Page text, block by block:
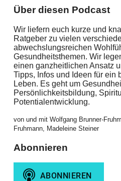
Über diesen Podcast
Wir liefern euch kurze und
Ratgeber zu vielen
abwechslungsreichen
Gesundheitsthemen. Wir
einen ganzheitlichen Ansatz
Tipps, Infos und Ideen für ein
Leben. Es geht um
Persönlichkeitsbildung,
Potentialentwicklung.
von und mit Wolfgang Brunner-
Fruhmann, Madeleine Steiner
Abonnieren